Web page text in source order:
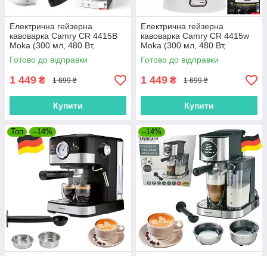
Електрична гейзерна
кавоварка Camry CR 4415B
Moka (300 мл, 480 Вт,
Польща)
Готово до відправки
1 449 ₴ 1 699 ₴
Купити
Електрична гейзерна
кавоварка Camry CR 4415w
Moka (300 мл, 480 Вт,
Польща)
Готово до відправки
1 449 ₴ 1 699 ₴
Купити
Топ –14% –14%